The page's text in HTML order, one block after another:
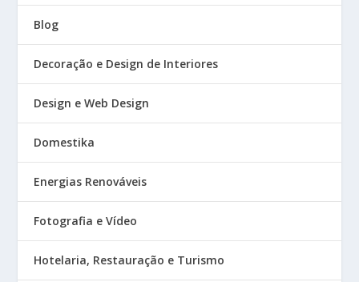
Blog
Decoração e Design de Interiores
Design e Web Design
Domestika
Energias Renováveis
Fotografia e Vídeo
Hotelaria, Restauração e Turismo